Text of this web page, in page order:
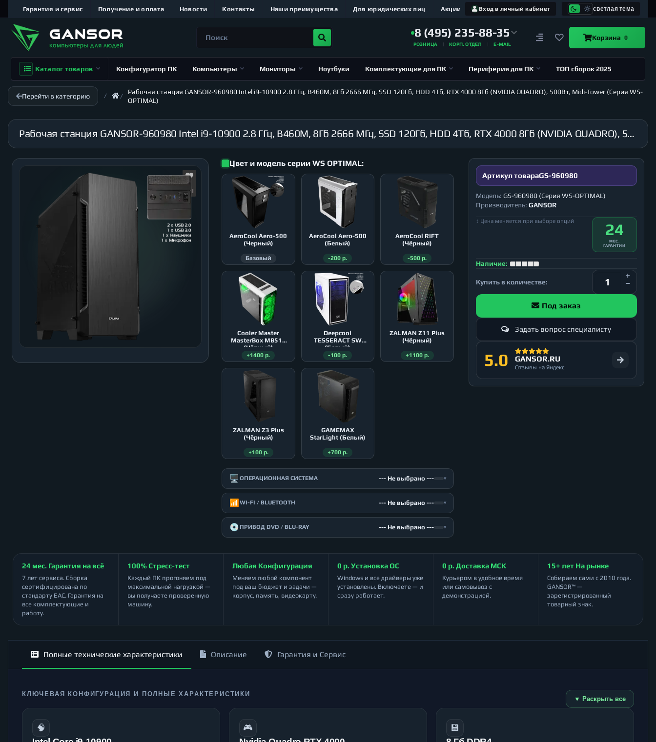
Вход в личный кабинет светлая тема
Гарантия и сервис Получение и оплата Новости Контакты Наши преимущества Для юридических лиц Акции
8 (495) 235-88-35
РОЗНИЦА КОРП. ОТДЕЛ E-MAIL
Корзина 0
Каталог товаров Конфигуратор ПК Компьютеры Мониторы Ноутбуки Комплектующие для ПК Периферия для ПК ТОП сборок 2025
Перейти в категорию
Рабочая станция GANSOR-960980 Intel i9-10900 2.8 ГГц, B460M, 8Гб 2666 МГц, SSD 120Гб, HDD 4Тб, RTX 4000 8Гб (NVIDIA QUADRO), 500Вт, Midi-Tower (Серия WS-
OPTIMAL)
Рабочая станция GANSOR-960980 Intel i9-10900 2.8 ГГц, B460M, 8Гб 2666 МГц, SSD 120Гб, HDD 4Тб, RTX 4000 8Гб (NVIDIA QUADRO), 500Вт, Midi-Tower (Серия WS-OPTIMAL)
Цвет и модель серии WS OPTIMAL:
AeroСool Aero-500
(Черный)
Базовый
AeroСool Aero-500
(Белый)
-200 р.
AeroСool RIFT
(Чёрный)
-500 р.
Cooler Master
MasterBox MB511
(Чёрный)
+1400 р.
Deepcool
TESSERACT SW
(Белый)
-100 р.
ZALMAN Z11 Plus
(Чёрный)
+1100 р.
ZALMAN Z3 Plus
(Чёрный)
+100 р.
GAMEMAX
StarLight (Белый)
+700 р.
🖥️ ОПЕРАЦИОННАЯ СИСТЕМА --- Не выбрано --- ▾
📶 WI-FI / BLUETOOTH --- Не выбрано --- ▾
💿 ПРИВОД DVD / BLU-RAY --- Не выбрано --- ▾
Артикул товараGS-960980
Модель: GS-960980 (Серия WS-OPTIMAL)
Производитель: GANSOR
↕ Цена меняется при выборе опций 24
МЕС.
ГАРАНТИИ
Наличие:
Купить в количестве:
Под заказ
Задать вопрос специалисту
5.0 GANSOR.RU
Отзывы на Яндекс
24 мес. Гарантия на всё
7 лет сервиса. Сборка
сертифицирована по
стандарту ЕАС. Гарантия на
все комплектующие и
работу.
100% Стресс-тест
Каждый ПК прогоняем под
максимальной нагрузкой —
вы получаете проверенную
машину.
Любая Конфигурация
Меняем любой компонент
под ваш бюджет и задачи —
корпус, память, видеокарту.
0 р. Установка ОС
Windows и все драйверы уже
установлены. Включаете — и
сразу работает.
0 р. Доставка МСК
Курьером в удобное время
или самовывоз с
демонстрацией.
15+ лет На рынке
Собираем сами с 2010 года.
GANSOR™ —
зарегистрированный
товарный знак.
Полные технические характеристики Описание Гарантия и Сервис
КЛЮЧЕВАЯ КОНФИГУРАЦИЯ И ПОЛНЫЕ ХАРАКТЕРИСТИКИ
▼ Раскрыть все
🧠
🎮
💾